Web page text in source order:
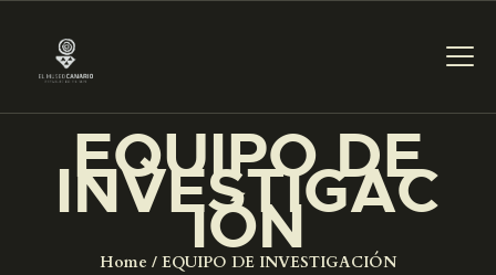
EQUIPO DE
INVESTIGAC
IÓN
Home EQUIPO DE INVESTIGACIÓN
PREPARAR LA VISITA
ACTIVIDADES